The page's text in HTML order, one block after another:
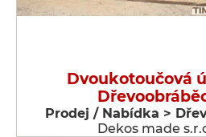
Dvoukotoučová
Prodej / Nabídka >
Dekos made